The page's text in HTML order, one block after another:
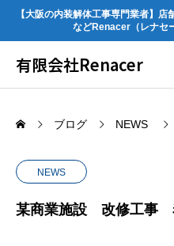
【大阪の内装解体工事専門業者】
などRenacer（レナセ
有限会社Renacer
ブログ NEWS
NEWS
某商業施設 改修工事